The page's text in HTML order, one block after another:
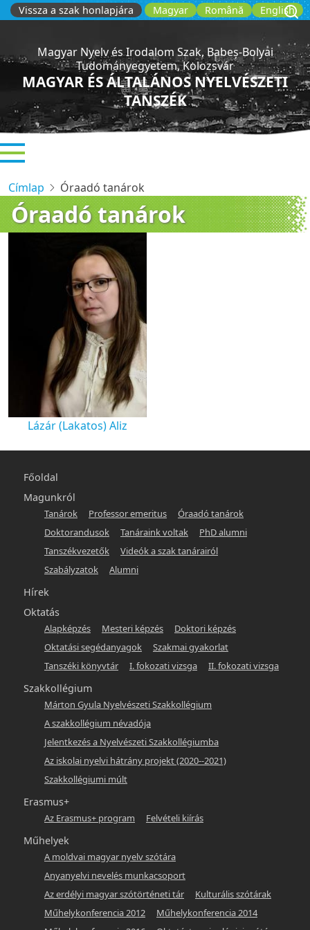
Ugrás
a
Magyar Română English
Vissza a szak honlapjára
Magyar Nyelv és Irodalom Szak, Babeș-Bolyai
Tudományegyetem, Kolozsvár
MAGYAR ÉS ÁLTALÁNOS NYELVÉSZETI
TANSZÉK
Címlap Óraadó tanárok
Óraadó tanárok
Lázár (Lakatos) Aliz
Main
navigation
hunlang
Főoldal
Magunkról
Tanárok Professor emeritus
Óraadó tanárok
Doktorandusok
Tanáraink voltak
PhD alumni
Tanszékvezetők
Videók a szak tanárairól
Szabályzatok
Alumni
Hírek
Oktatás
Alapképzés Mesteri képzés
Doktori képzés
Oktatási segédanyagok
Szakmai gyakorlat
Tanszéki könyvtár
I. fokozati vizsga II. fokozati vizsga
Szakkollégium
Márton Gyula Nyelvészeti Szakkollégium
A szakkollégium névadója
Jelentkezés a Nyelvészeti Szakkollégiumba
Az iskolai nyelvi hátrány projekt (2020--2021)
Szakkollégiumi múlt
Erasmus+
Az Erasmus+ program Felvételi kiírás
Műhelyek
A moldvai magyar nyelv szótára
Anyanyelvi nevelés munkacsoport
Az erdélyi magyar szótörténeti tár
Kulturális szótárak
Műhelykonferencia 2012
Műhelykonferencia 2014